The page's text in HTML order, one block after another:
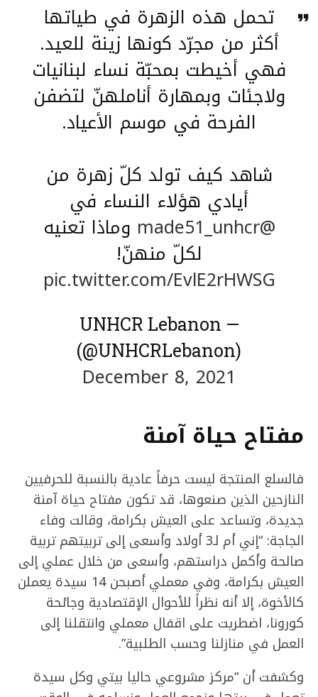
تحمل هذه الزهرة في طياتها
أكثر من مجرّد كونها زينة للعيد.
فهي أخيطت بمحبّة نساء لبنانيات
ولاجئات وبمهارة أناملهنّ لتضفن
الفرحة في موسم الأعياد.
شاهد كيف تولد كلّ زهرة من
أيادي هؤلاء النساء في
@made51_unhcr وماذا تعنيه
لكلّ منهنّ!
pic.twitter.com/EvlE2rHWSG
— UNHCR Lebanon
(@UNHCRLebanon)
December 8, 2021
مفتاح حياة آمنة
فالسلع المنتجة ليست حرفاً عادية بالنسبة للحرفيين
النازحين الذين صنعوها، قد تكون مفتاح حياة آمنة
جديدة، وتساعد على العيش بكرامة، وقالت وفاء
الجاجة: “إني أم لـ3 أولاد وأسعى إلى تربيتهم تربية
صالحة وأكمل دراستهم، وأسعى من خلال عملي إلى
العيش بكرامة، وفي معملي أصبحن 14 سيدة يعملن
كالأخوة، إلا أنه نظراً للأحوال الإقتصادية وجائحة
كورونا، اضطريت على اقفال معملي وانتقلنا إلى
العمل في منازلنا وحسب الطلبية”.
وكشفت أن “مركز مشروعي حاليا بيتي وكل سيدة